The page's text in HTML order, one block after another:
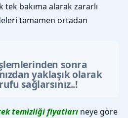
tek bakıma alarak zararlı
tamamen ortadan
sonra
yaklaşık olarak
sağlarsınız..!
temizliği fiyatlarıneye göre